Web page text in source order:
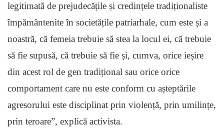
legitimată de prejudecățile și credințele tradiționaliste
împământenite în societățile patriarhale, cum este și a
noastră, că femeia trebuie să stea la locul ei, că trebuie
să fie supusă, că trebuie să fie și, cumva, orice ieșire
din acest rol de gen tradițional sau orice orice
comportament care nu este conform cu așteptările
agresorului este disciplinat prin violență, prin umilințe,
prin teroare”, explică activista.